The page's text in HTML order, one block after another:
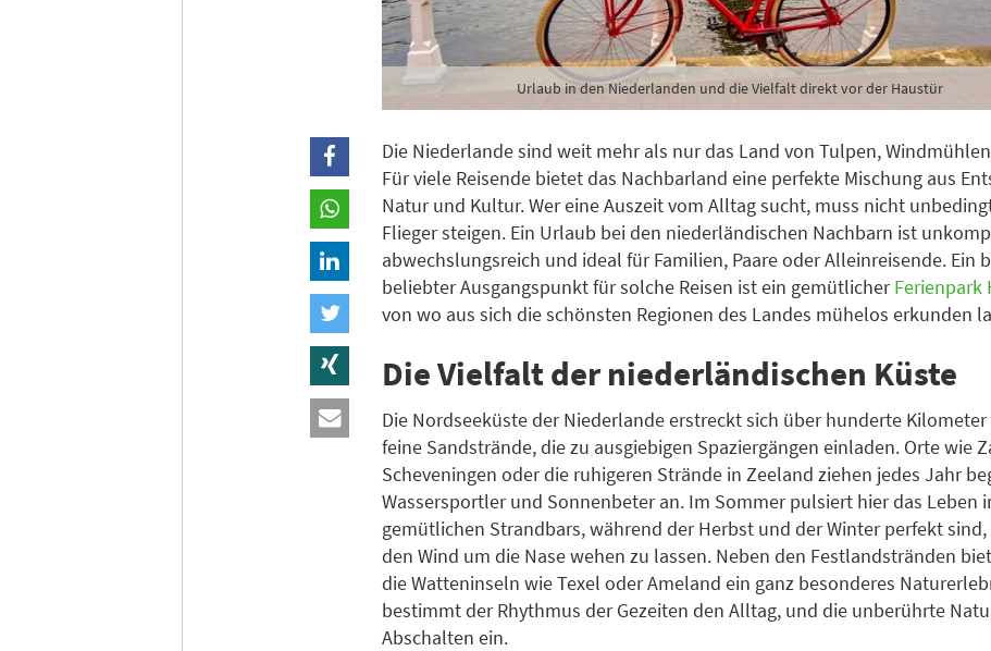
Urlaub in den Niederlanden und die Vielfalt direkt vor der Haustür
Die Niederlande sind weit mehr als nur das Land von Tulpen,
Für viele Reisende bietet das Nachbarland eine perfekte Mischung aus
Natur und Kultur. Wer eine Auszeit vom Alltag sucht, muss nicht
Flieger steigen. Ein Urlaub bei den niederländischen Nachbarn ist
abwechslungsreich und ideal für Familien, Paare oder Alleinreisende. Ein
beliebter Ausgangspunkt für solche Reisen ist ein gemütlicherFerienpark
von wo aus sich die schönsten Regionen des Landes mühelos erkunden
Die Vielfalt der niederländischen Küste
Die Nordseeküste der Niederlande erstreckt sich über hunderte
feine Sandstrände, die zu ausgiebigen Spaziergängen einladen. Orte wie
Scheveningen oder die ruhigeren Strände in Zeeland ziehen jedes Jahr
Wassersportler und Sonnenbeter an. Im Sommer pulsiert hier das Leben
gemütlichen Strandbars, während der Herbst und der Winter perfekt sind,
den Wind um die Nase wehen zu lassen. Neben den Festlandstränden
die Watteninseln wie Texel oder Ameland ein ganz besonderes
bestimmt der Rhythmus der Gezeiten den Alltag, und die unberührte
Abschalten ein.